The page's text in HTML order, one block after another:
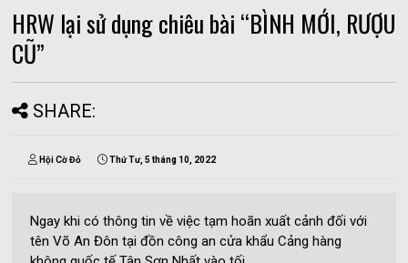
HRW lại sử dụng chiêu bài “BÌNH MỚI, RƯỢU
CŨ”
SHARE:
Hội Cờ Đỏ Thứ Tư, 5 tháng 10, 2022
Ngay khi có thông tin về việc tạm hoãn xuất cảnh đối với
tên Võ An Đôn tại đồn công an cửa khẩu Cảng hàng